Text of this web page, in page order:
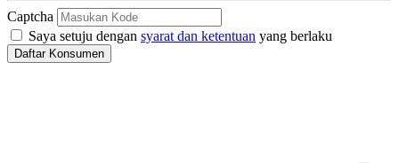
Captcha
Saya setuju dengan syarat dan ketentuan yang berlaku
Daftar Konsumen